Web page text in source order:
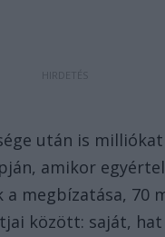
után is
amikor
a megbízatása,
között: saját, hat